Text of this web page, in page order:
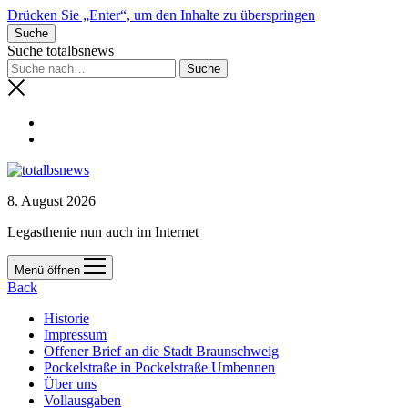
Drücken Sie „Enter“, um den Inhalte zu überspringen
Suche
Suche totalbsnews
8. August 2026
Legasthenie nun auch im Internet
Menü öffnen
Back
Historie
Impressum
Offener Brief an die Stadt Braunschweig
Pockelstraße in Pockelstraße Umbennen
Über uns
Vollausgaben